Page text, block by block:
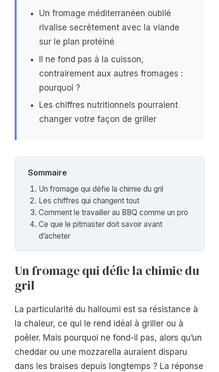
Un fromage méditerranéen oublié
rivalise secrètement avec la viande
sur le plan protéiné
Il ne fond pas à la cuisson,
contrairement aux autres fromages :
pourquoi ?
Les chiffres nutritionnels pourraient
changer votre façon de griller
Sommaire
Un fromage qui défie la chimie du gril
Les chiffres qui changent tout
Comment le travailler au BBQ comme un pro
Ce que le pitmaster doit savoir avant
d’acheter
Un fromage qui défie la chimie du
gril
La particularité du halloumi est sa résistance à
la chaleur, ce qui le rend idéal à griller ou à
poêler. Mais pourquoi ne fond-il pas, alors qu’un
cheddar ou une mozzarella auraient disparu
dans les braises depuis longtemps ? La réponse